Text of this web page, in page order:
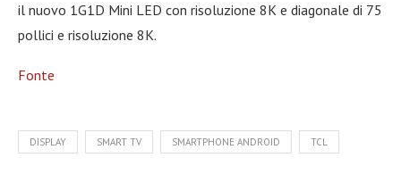
il nuovo 1G1D Mini LED con risoluzione 8K e diagonale di 75
pollici e risoluzione 8K.
Fonte
DISPLAY SMART TV SMARTPHONE ANDROID TCL